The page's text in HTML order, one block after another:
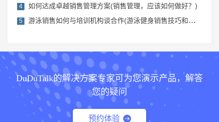
4 如何达成卓越销售管理方案(销售管理，应该如何做好？)
5 游泳销售如何与培训机构谈合作(游泳健身销售技巧和话术)
DuDuTalk的解决方案专家可为您演示产品，解答
您的疑问
预约体验